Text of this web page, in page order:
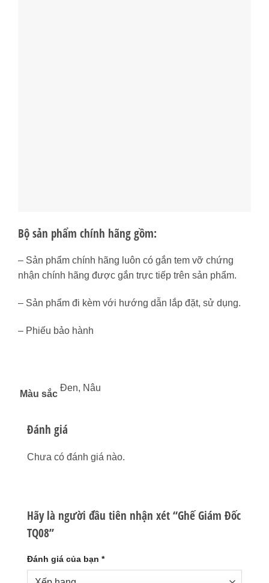
Bộ sản phẩm chính hãng gồm:
– Sản phẩm chính hãng luôn có gắn tem vỡ chứng
nhận chính hãng được gắn trực tiếp trên sản phẩm.
– Sản phẩm đi kèm với hướng dẫn lắp đặt, sử dụng.
– Phiếu bảo hành
Màu sắc
Đen, Nâu
Đánh giá
Chưa có đánh giá nào.
Hãy là người đầu tiên nhận xét “Ghế Giám Đốc
TQ08”
Đánh giá của bạn *